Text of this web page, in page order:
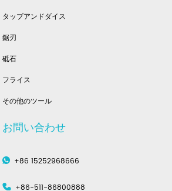
タップアンドダイス
鋸刃
砥石
フライス
その他のツール
お問い合わせ
+86 15252968666
+86-511-86800888